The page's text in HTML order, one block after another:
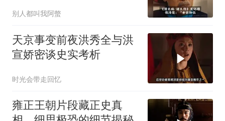
别人都叫我阿螫
天京事变前夜洪秀全与洪
宣娇密谈史实考析
时光会带走回忆
雍正王朝片段藏正史真